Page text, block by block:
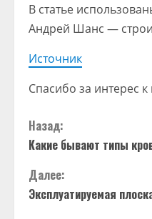
В статье
Андрей Шанс —
Источник
Спасибо за интерес
П
р
о
Назад:
Какие бывают типы
Далее:
Эксплуатируемая